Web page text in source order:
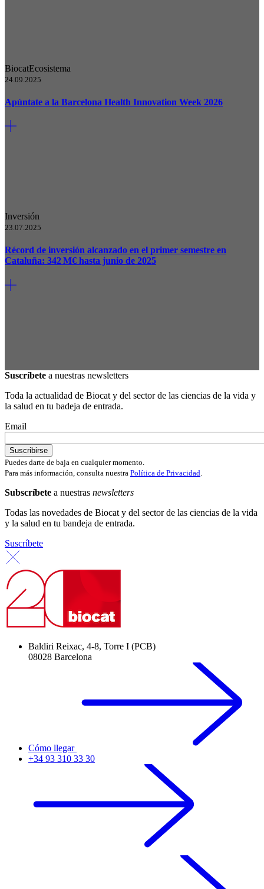
BiocatEcosistema
24.09.2025
Apúntate a la Barcelona Health Innovation Week 2026
Inversión
23.07.2025
Récord de inversión alcanzado en el primer semestre en
Cataluña: 342 M€ hasta junio de 2025
Suscríbete a nuestras newsletters
Toda la actualidad de Biocat y del sector de las ciencias de la vida y
la salud en tu badeja de entrada.
Email
Puedes darte de baja en cualquier momento.
Para más información, consulta nuestra Política de Privacidad
Subscríbete a nuestras newsletters
Todas las novedades de Biocat y del sector de las ciencias de la vida
y la salud en tu bandeja de entrada.
Suscríbete
Baldiri Reixac, 4-8, Torre I (PCB)
08028 Barcelona
Cómo llegar
+34 93 310 33 30